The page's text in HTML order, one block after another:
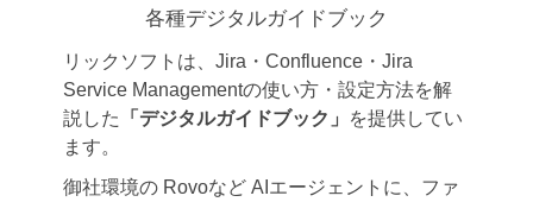
各種デジタルガイドブック
リックソフトは、Jira・Confluence・Jira
Service Managementの使い方・設定方法を解
説した
「デジタルガイドブック」 を提供してい
ます。
御社環境の Rovoなど AIエージェントに、ファ